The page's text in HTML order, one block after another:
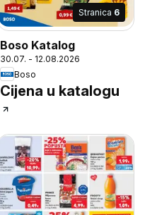
Stranica 6
Boso Katalog
30.07. - 12.08.2026
Boso
Cijena u katalogu